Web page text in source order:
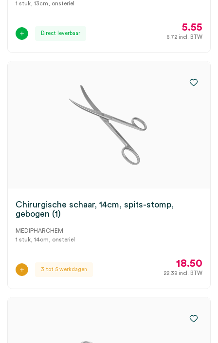
1 stuk, 13cm, onsteriel
Direct leverbaar
5.55
6.72 incl. BTW
Chirurgische schaar, 14cm, spits-stomp,
gebogen (1)
MEDIPHARCHEM
1 stuk, 14cm, onsteriel
3 tot 5 werkdagen
18.50
22.39 incl. BTW